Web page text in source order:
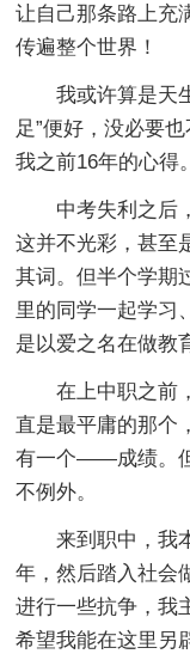
让自己那条路上充
传遍整个世界！
我或许算是天
足”便好，没必要
我之前16年的心得。
中考失利之后
这并不光彩，甚至
其词。但半个学期
里的同学一起学习
是以爱之名在做教
在上中职之前
直是最平庸的那个
有一个——成绩。
不例外。
来到职中，我
年，然后踏入社会
进行一些抗争，我
希望我能在这里另